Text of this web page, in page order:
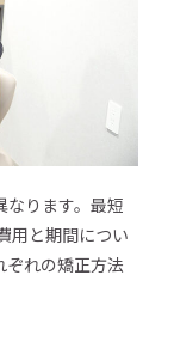
なります。最短
用と期間につい
ぞれの矯正方法